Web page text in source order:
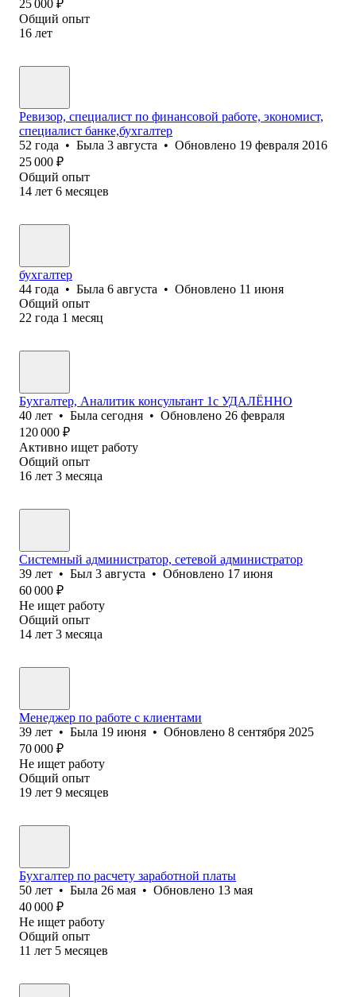
25 000 ₽
Общий опыт
16 лет
Ревизор, специалист по финансовой работе, экономист,
специалист банке,бухгалтер
52 года • Была 3 августа • Обновлено 19 февраля 2016
25 000 ₽
Общий опыт
14 лет 6 месяцев
бухгалтер
44 года • Была 6 августа • Обновлено 11 июня
Общий опыт
22 года 1 месяц
Бухгалтер, Аналитик консультант 1с УДАЛЁННО
40 лет • Была сегодня • Обновлено 26 февраля
120 000 ₽
Активно ищет работу
Общий опыт
16 лет 3 месяца
Системный администратор, сетевой администратор
39 лет • Был 3 августа • Обновлено 17 июня
60 000 ₽
Не ищет работу
Общий опыт
14 лет 3 месяца
Менеджер по работе с клиентами
39 лет • Была 19 июня • Обновлено 8 сентября 2025
70 000 ₽
Не ищет работу
Общий опыт
19 лет 9 месяцев
Бухгалтер по расчету заработной платы
50 лет • Была 26 мая • Обновлено 13 мая
40 000 ₽
Не ищет работу
Общий опыт
11 лет 5 месяцев